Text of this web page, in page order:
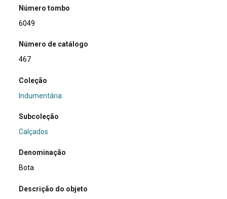
Número tombo
6049
Número de catálogo
467
Coleção
Indumentária
Subcoleção
Calçados
Denominação
Bota
Descrição do objeto